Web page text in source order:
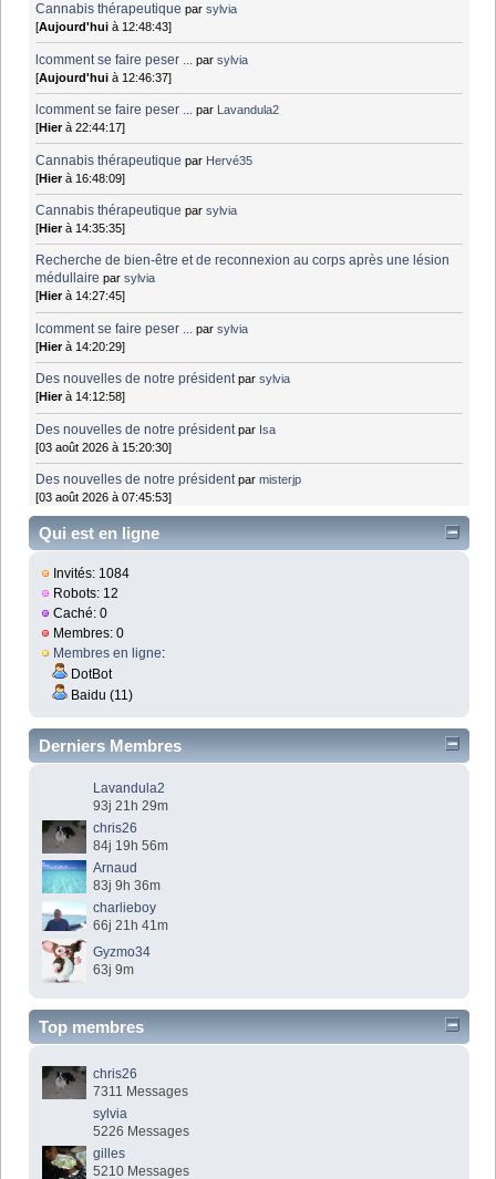
Cannabis thérapeutique parsylvia
[Aujourd'hui à 12:48:43]
lcomment se faire peser ... parsylvia
[Aujourd'hui à 12:46:37]
lcomment se faire peser ... par Lavandula2
[Hierà 22:44:17]
Cannabis thérapeutique par Hervé35
[Hierà 16:48:09]
Cannabis thérapeutique parsylvia
[Hierà 14:35:35]
Recherche de bien-être et de reconnexion au corps après une lésion
médullaire parsylvia
[Hierà 14:27:45]
lcomment se faire peser ... parsylvia
[Hierà 14:20:29]
Des nouvelles de notre président parsylvia
[Hierà 14:12:58]
Des nouvelles de notre président par Isa
[03 août 2026 à 15:20:30]
Des nouvelles de notre président parmisterjp
[03 août 2026 à 07:45:53]
Qui est en ligne
Invités: 1084
Robots: 12
Caché: 0
Membres: 0
Membres en ligne:
DotBot
Baidu (11)
Derniers Membres
Lavandula2
93j 21h 29m
chris26
84j 19h 56m
Arnaud
83j 9h 36m
charlieboy
66j 21h 41m
Gyzmo34
63j 9m
Top membres
chris26
7311 Messages
sylvia
5226 Messages
gilles
5210 Messages